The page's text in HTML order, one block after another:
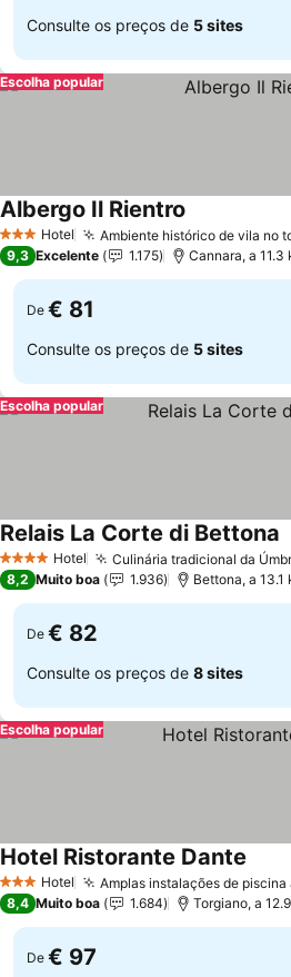
Consulte os preços de 5 sites
Escolha popular
3 EstrelasHotel Ambiente histórico de vila no
Albergo Il Rientro
9,3 Excelente 1.175 Cannara, a
De € 81
Consulte os preços de 5 sites
Escolha popular
4 EstrelasHotel Culinária tradicional da
Relais La Corte di Bettona
8,2 Muito boa 1.936 Bettona, a
De € 82
Consulte os preços de 8 sites
Escolha popular
3 EstrelasHotel Amplas instalações de piscina
Hotel Ristorante Dante
8,4 Muito boa 1.684 Torgiano, a
De € 97